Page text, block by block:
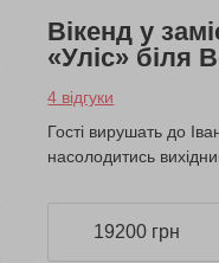
Вікенд у
«Уліс» біля
4 відгуки
Гості вирушать до
насолодитись
19200 грн